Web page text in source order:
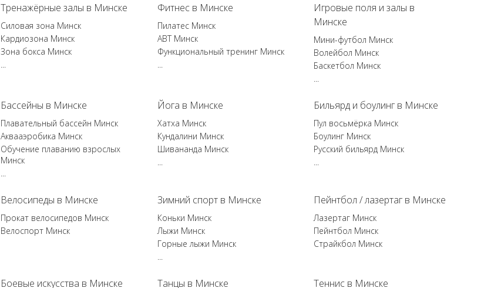
Тренажёрные залы в Минске
Силовая зона Минск
Кардиозона Минск
Зона бокса Минск
...
Фитнес в Минске
Пилатес Минск
ABT Минск
Функциональный тренинг Минск
...
Игровые поля и залы в
Минске
Мини-футбол Минск
Волейбол Минск
Баскетбол Минск
...
Бассейны в Минске
Плавательный бассейн Минск
Аквааэробика Минск
Обучение плаванию взрослых
Минск
...
Йога в Минске
Хатха Минск
Кундалини Минск
Шивананда Минск
...
Бильярд и боулинг в Минске
Пул восьмёрка Минск
Боулинг Минск
Русский бильярд Минск
...
Велосипеды в Минске
Прокат велосипедов Минск
Велоспорт Минск
Зимний спорт в Минске
Коньки Минск
Лыжи Минск
Горные лыжи Минск
...
Пейнтбол / лазертаг в Минске
Лазертаг Минск
Пейнтбол Минск
Страйкбол Минск
Боевые искусства в Минске Танцы в Минске Теннис в Минске